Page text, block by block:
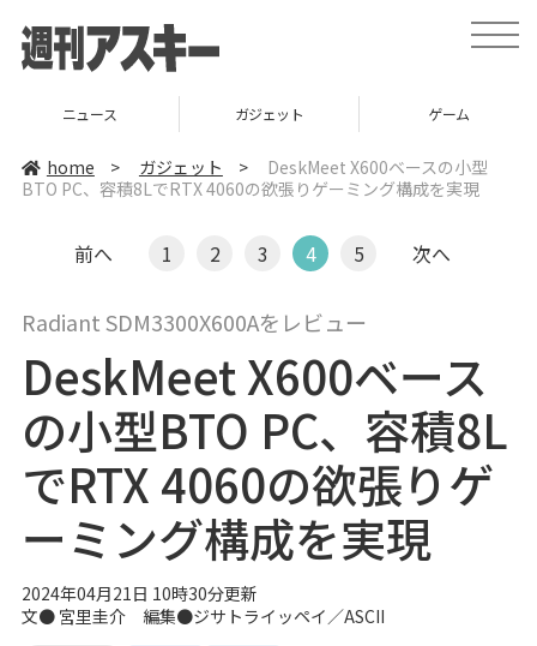
t
o
ニュース ガジェット ゲーム
home > ガジェット >
DeskMeet X600ベースの小型
BTO PC、容積8LでRTX 4060の欲張りゲーミング構成を実現
前へ 1 2 3 4 5 次へ
Radiant SDM3300X600Aをレビュー
DeskMeet X600ベース
の小型BTO PC、容積8L
でRTX 4060の欲張りゲ
ーミング構成を実現
2024年04月21日 10時30分更新
文● 宮里圭介 編集●ジサトライッペイ／ASCII